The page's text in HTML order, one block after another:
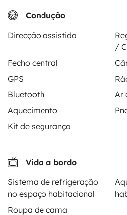
Condução
Direcção assistida
/
Fecho central
GPS
Bluetooth
Ar
Aquecimento
Kit de segurança
Vida a bordo
Sistema de refrigeração
no espaço habitacional
Roupa de cama
em total liberdade e confiança.
4.18/5 de 543 comentários de
Shops
ALUGUER DE AUTOCARAVANAS
Alugar uma autocaravana
Primeiros passos de
Os comentários dos nossos